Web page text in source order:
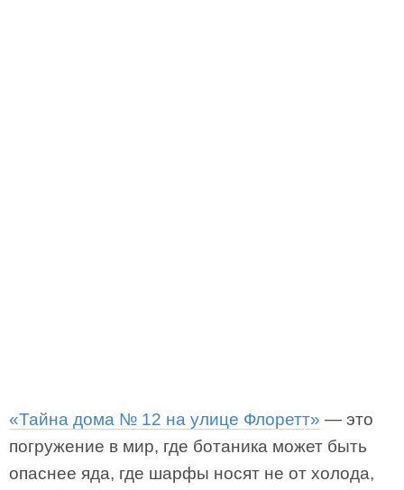
«Тайна дома № 12 на улице Флоретт» — это
погружение в мир, где ботаника может быть
опаснее яда, где шарфы носят не от холода,